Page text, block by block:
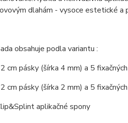
dlahám - vysoce estetické a
obsahuje podla variantu :
cm pásky (šírka 4 mm) a 5
cm pásky (šírka 2 mm) a 5
aplikačné spony